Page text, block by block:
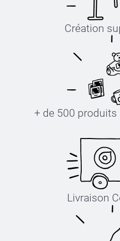
Création
+ de 500
Livraison